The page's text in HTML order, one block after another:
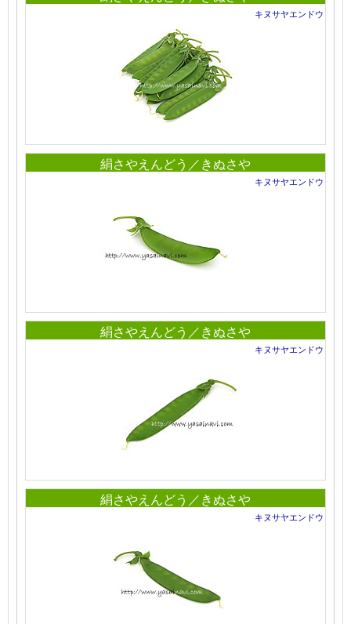
キヌサヤエンドウ
絹さやえんどう／きぬさや
キヌサヤエンドウ
絹さやえんどう／きぬさや
キヌサヤエンドウ
絹さやえんどう／きぬさや
キヌサヤエンドウ